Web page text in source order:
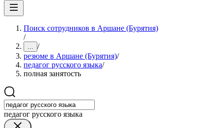
Поиск сотрудников в Аршане (Бурятия)
/
... /
резюме в Аршане (Бурятия)/
педагог русского языка/
полная занятость
педагог русского языка